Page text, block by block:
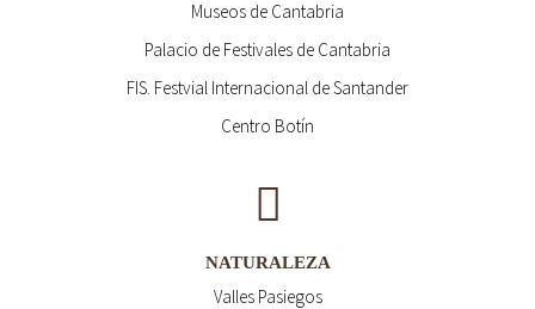
Museos de Cantabria
Palacio de Festivales de Cantabria
FIS. Festvial Internacional de Santander
Centro Botín
NATURALEZA
Valles Pasiegos